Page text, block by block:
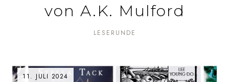
von A.K. Mulford
LESERUNDE
11. JULI 2024